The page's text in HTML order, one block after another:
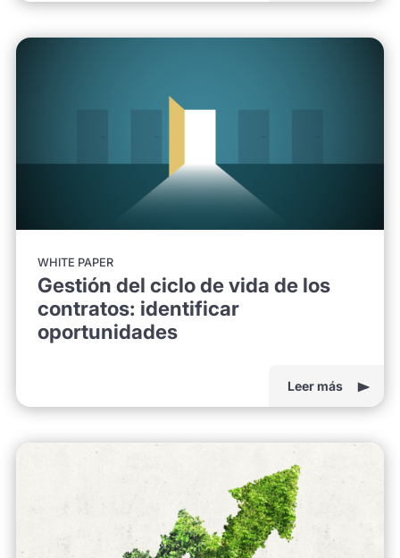
WHITE PAPER
Gestión del ciclo de vida de los
contratos: identificar
oportunidades
Leer más